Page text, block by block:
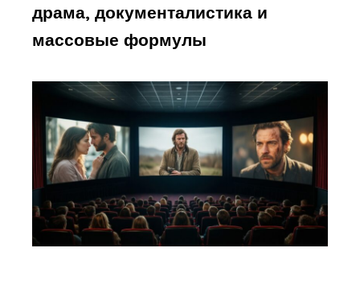
драма, документалистика и
массовые формулы